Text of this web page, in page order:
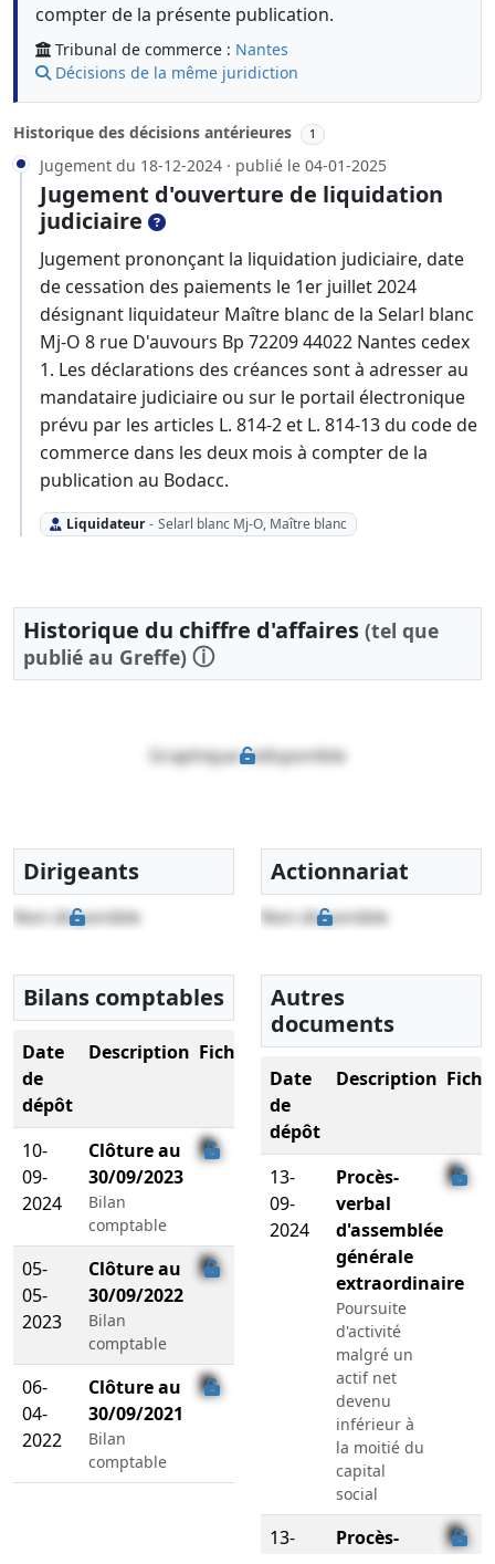
compter de la présente publication.
Tribunal de commerce : Nantes
Décisions de la même juridiction
Historique des décisions antérieures 1
Jugement du 18-12-2024 · publié le 04-01-2025
Jugement d'ouverture de liquidation
judiciaire
Jugement prononçant la liquidation judiciaire, date
de cessation des paiements le 1er juillet 2024
désignant liquidateur Maître blanc de la Selarl blanc
Mj-O 8 rue D'auvours Bp 72209 44022 Nantes cedex
1. Les déclarations des créances sont à adresser au
mandataire judiciaire ou sur le portail électronique
prévu par les articles L. 814-2 et L. 814-13 du code de
commerce dans les deux mois à compter de la
publication au Bodacc.
Liquidateur - Selarl blanc Mj-O, Maître blanc
Historique du chiffre d'affaires (tel que
publié au Greffe) ⓘ
Graphique indisponible
Dirigeants
Non disponible
Actionnariat
Non disponible
Bilans comptables
Date
de
dépôt
Description Fichier
10-
09-
2024
Clôture au
30/09/2023
Bilan
comptable
05-
05-
2023
Clôture au
30/09/2022
Bilan
comptable
06-
04-
2022
Clôture au
30/09/2021
Bilan
comptable
Autres
documents
Date
de
dépôt
Description
13-
09-
2024
Procès-
verbal
d'assemblée
générale
extraordinaire
Poursuite
d'activité
malgré un
actif net
devenu
inférieur à
la moitié du
capital
social
13-
Procès-